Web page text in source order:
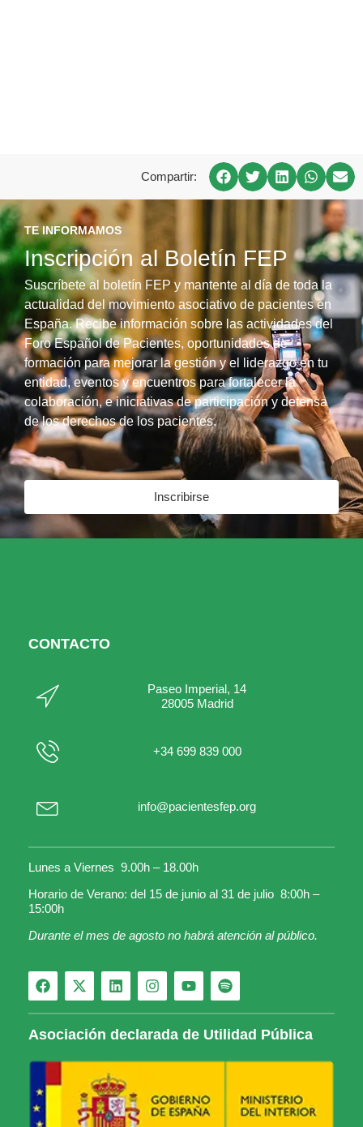
Compartir:
TE INFORMAMOS
Inscripción al Boletín FEP
Suscríbete al boletín FEP y mantente al día de toda la
actualidad del movimiento asociativo de pacientes en
España. Recibe información sobre las actividades del
Foro Español de Pacientes, oportunidades de
formación para mejorar la gestión y el liderazgo en tu
entidad, eventos y encuentros para fortalecer la
colaboración, e iniciativas de participación y defensa
de los derechos de los pacientes.
Inscribirse
CONTACTO
Paseo Imperial, 14
28005 Madrid
+34 699 839 000
info@pacientesfep.org
Lunes a Viernes 9.00h – 18.00h
Horario de Verano: del 15 de junio al 31 de julio 8:00h –
15:00h
Durante el mes de agosto no habrá atención al público.
Asociación declarada de Utilidad Pública